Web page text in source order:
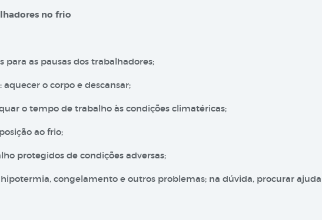
no frio
para as pausas dos trabalhadores;
aquecer o corpo e descansar;
o tempo de trabalho às condições climatéricas;
ao frio;
protegidos de condições adversas;
congelamento e outros problemas; na dúvida, procurar ajuda